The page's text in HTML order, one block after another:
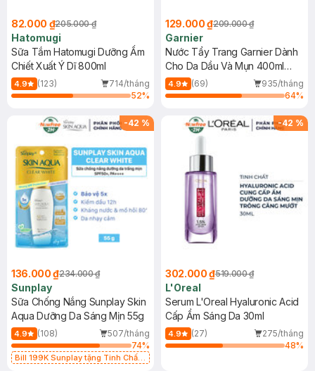
82.000 ₫205.000 ₫
Hatomugi
Sữa Tắm Hatomugi Dưỡng Ẩm
Chiết Xuất Ý Dĩ 800ml
4.9 (123)
714/tháng
52%
129.000 ₫209.000 ₫
Garnier
Nước Tẩy Trang Garnier Dành
Cho Da Dầu Và Mụn 400ml
(Mới)
4.9 (69)
935/tháng
64%
-42 %
136.000 ₫234.000 ₫
Sunplay
Sữa Chống Nắng Sunplay Skin
Aqua Dưỡng Da Sáng Mịn 55g
4.9 (108)
507/tháng
74%
Bill 199K Sunplay tặng Tinh Chất
-42 %
302.000 ₫519.000 ₫
L'Oreal
Serum L'Oreal Hyaluronic Acid
Cấp Ẩm Sáng Da 30ml
4.9 (27)
275/tháng
48%